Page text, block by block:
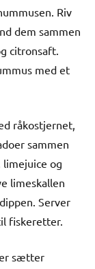
Riv
dem sammen
citronsaft.
med et
råkostjernet,
sammen
og
limeskallen
Server
fiskeretter.
sætter